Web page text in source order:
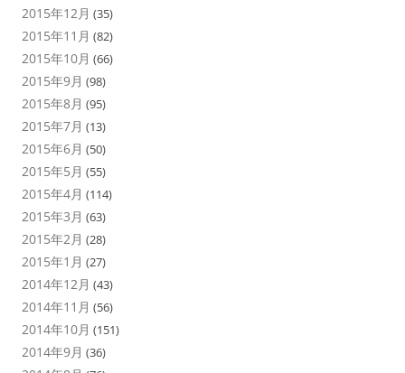
2015年12月 (35)
2015年11月 (82)
2015年10月 (66)
2015年9月 (98)
2015年8月 (95)
2015年7月 (13)
2015年6月 (50)
2015年5月 (55)
2015年4月 (114)
2015年3月 (63)
2015年2月 (28)
2015年1月 (27)
2014年12月 (43)
2014年11月 (56)
2014年10月 (151)
2014年9月 (36)